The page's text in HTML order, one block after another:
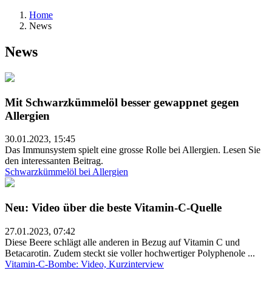
Home
News
News
Mit Schwarzkümmelöl besser gewappnet gegen
Allergien
30.01.2023, 15:45
Das Immunsystem spielt eine grosse Rolle bei Allergien. Lesen Sie
den interessanten Beitrag.
Schwarzkümmelöl bei Allergien
Neu: Video über die beste Vitamin-C-Quelle
27.01.2023, 07:42
Diese Beere schlägt alle anderen in Bezug auf Vitamin C und
Betacarotin. Zudem steckt sie voller hochwertiger Polyphenole ...
Vitamin-C-Bombe: Video, Kurzinterview